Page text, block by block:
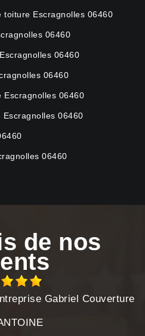
toiture Escragnolles 06460
06460
06460
06460
Escragnolles 06460
Escragnolles 06460
06460
de nos
Gabriel Couverture